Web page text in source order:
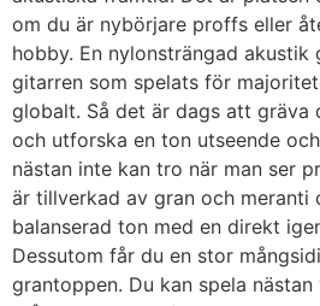
om du är nybörjare proffs eller
hobby. En nylonsträngad
gitarren som spelats för
globalt. Så det är dags att
och utforska en ton utseende
nästan inte kan tro när man ser
är tillverkad av gran och meranti
balanserad ton med en direkt
Dessutom får du en stor
grantoppen. Du kan spela